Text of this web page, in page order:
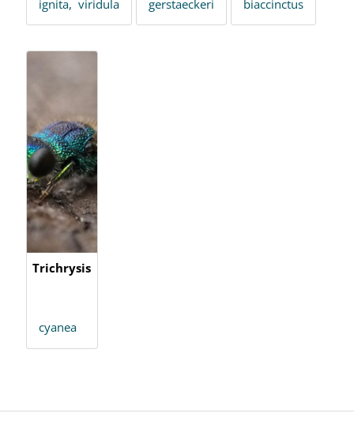
ignita, viridula gerstaeckeri biaccinctus
Trichrysis
cyanea